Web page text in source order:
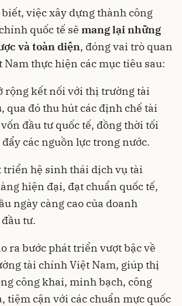
việc xây dựng thành công
quốc tế sẽ mang lại những
và toàn diện, đóng vai trò quan
thực hiện các mục tiêu sau:
rộng kết nối với thị trường tài
qua đó thu hút các định chế tài
đầu tư quốc tế, đồng thời tối
các nguồn lực trong nước.
triển hệ sinh thái dịch vụ tài
hiện đại, đạt chuẩn quốc tế,
ngày càng cao của doanh
tư.
ra bước phát triển vượt bậc về
tài chính Việt Nam, giúp thị
công khai, minh bạch, công
tiệm cận với các chuẩn mực quốc